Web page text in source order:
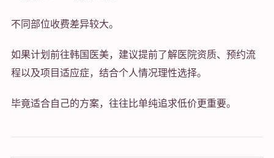
不同部位收费差异较大。
如果计划前往韩国医美，建议提前了解医院资质、预约流
程以及项目适应症，结合个人情况理性选择。
毕竟适合自己的方案，往往比单纯追求低价更重要。